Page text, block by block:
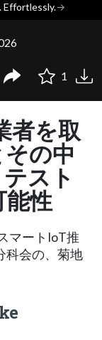
Effortlessly.→
1
者を取
の中
スト
性
マートIoT推
科会の、菊地